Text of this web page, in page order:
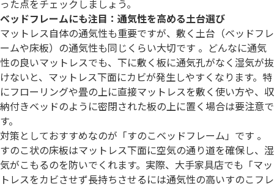
った点をチェックしましょう。
ベッドフレームにも注目：通気性を高める土台選び
マットレス自体の通気性も重要ですが、敷く土台（ベッドフレ
ームや床板）の通気性も同じくらい大切です 。どんなに通気
性の良いマットレスでも、下に敷く板に通気孔がなく湿気が抜
けないと、マットレス下面にカビが発生しやすくなります。特
にフローリングや畳の上に直接マットレスを敷く使い方や、収
納付きベッドのように密閉された板の上に置く場合は要注意で
す。
対策としておすすめなのが「すのこベッドフレーム」です 。
すのこ状の床板はマットレス下面に空気の通り道を確保し、湿
気がこもるのを防いでくれます。実際、大手家具店でも「マッ
トレスをカビさせず長持ちさせるには通気性の高いすのこフレ